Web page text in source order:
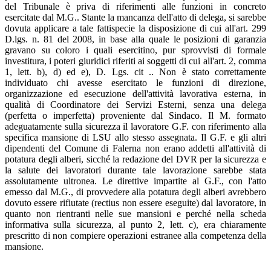
del Tribunale è priva di riferimenti alle funzioni in concreto
esercitate dal M.G.. Stante la mancanza dell'atto di delega, si sarebbe
dovuta applicare a tale fattispecie la disposizione di cui all'art. 299
D.lgs. n. 81 del 2008, in base alla quale le posizioni di garanzia
gravano su coloro i quali esercitino, pur sprovvisti di formale
investitura, i poteri giuridici riferiti ai soggetti di cui all'art. 2, comma
1, lett. b), d) ed e), D. Lgs. cit .. Non è stato correttamente
individuato chi avesse esercitato le funzioni di direzione,
organizzazione ed esecuzione dell'attività lavorativa esterna, in
qualità di Coordinatore dei Servizi Esterni, senza una delega
(perfetta o imperfetta) proveniente dal Sindaco. Il M. formato
adeguatamente sulla sicurezza il lavoratore G.F. con riferimento alla
specifica mansione di LSU allo stesso assegnata. Il G.F. e gli altri
dipendenti del Comune di Falerna non erano addetti all'attività di
potatura degli alberi, sicché la redazione del DVR per la sicurezza e
la salute dei lavoratori durante tale lavorazione sarebbe stata
assolutamente ultronea. Le direttive impartite al G.F., con l'atto
emesso dal M.G., di provvedere alla potatura degli alberi avrebbero
dovuto essere rifiutate (rectius non essere eseguite) dal lavoratore, in
quanto non rientranti nelle sue mansioni e perché nella scheda
informativa sulla sicurezza, al punto 2, lett. c), era chiaramente
prescritto di non compiere operazioni estranee alla competenza della
mansione.